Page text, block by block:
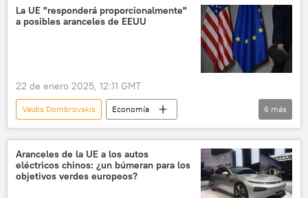
Rusia
energía
gas
📈 Mercados y finanzas
La UE "responderá proporcionalmente"
a posibles aranceles de EEUU
22 de enero 2025, 12:11 GMT
Valdis Dombrovskis
Economía
Unión Europea (UE)
EEUU
aranceles
Donald Trump
📈 Mercados y finanzas
guerra comercial
6 más
Aranceles de la UE a los autos
eléctricos chinos: ¿un búmeran para los
objetivos verdes europeos?